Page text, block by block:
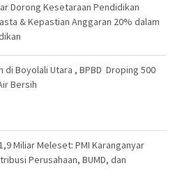
Dorong Kesetaraan Pendidikan
& Kepastian Anggaran 20% dalam
di Boyolali Utara , BPBD Droping 500
Bersih
Miliar Meleset: PMI Karanganyar
Perusahaan, BUMD, dan